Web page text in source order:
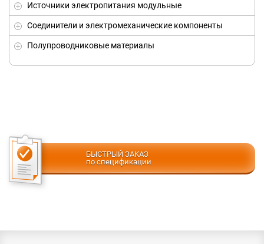
Источники электропитания модульные
Соединители и электромеханические компоненты
Полупроводниковые материалы
БЫСТРЫЙ ЗАКАЗ
по спецификации